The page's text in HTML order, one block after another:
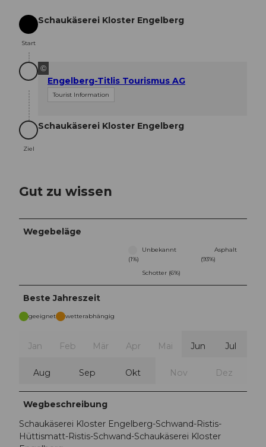
Start
Start
Schaukäserei Kloster Engelberg
©
Engelberg-Titlis Tourismus AG
Tourist Information
Ziel
Ziel
Schaukäserei Kloster Engelberg
Gut zu wissen
Wegebeläge
Unbekannt
(1%)
Asphalt
(93%)
Schotter (6%)
Beste Jahreszeit
geeignet wetterabhängig
Jan Feb Mär Apr Mai Jun Jul
Aug Sep Okt Nov Dez
Wegbeschreibung
Schaukäserei Kloster Engelberg-Schwand-Ristis-
Hüttismatt-Ristis-Schwand-Schaukäserei Kloster